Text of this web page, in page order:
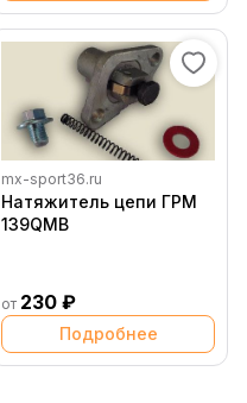
mx-sport36.ru
Натяжитель цепи ГРМ
139QMB
от 230 ₽
Подробнее